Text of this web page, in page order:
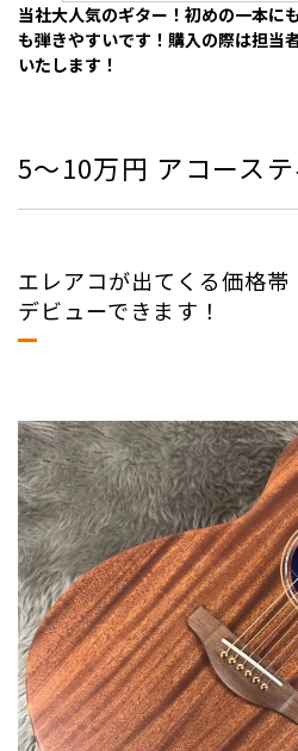
当社大人気のギター！初めの一本に
も弾きやすいです！購入の際は担当
いたします！
5～10万円 アコース
エレアコが出てくる価格
デビューできます！